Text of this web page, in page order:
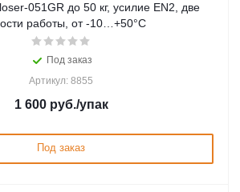
051GR до 50 кг, усилие EN2, две
работы, от -10…+50°С
Под заказ
Артикул: 8855
1 600руб./упак
Под заказ